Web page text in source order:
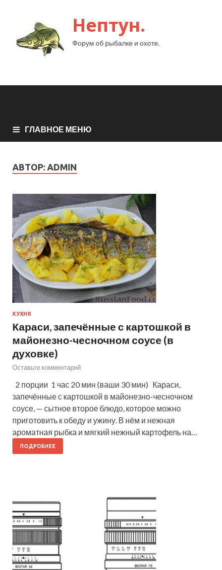
Нептун.
Форум об рыбалке и охоте.
ГЛАВНОЕ МЕНЮ
АВТОР: ADMIN
КУХНЯ
Караси, запечённые с картошкой в
майонезно-чесночном соусе (в
духовке)
Оставьте комментарий
2 порции 1 час 20 мин (ваши 30 мин) Караси,
запечённые с картошкой в майонезно-чесночном
соусе, — сытное второе блюдо, которое можно
приготовить к обеду и ужину. В нём и нежная
ароматная рыбка и мягкий нежный картофель на…
ПОДРОБНЕЕ